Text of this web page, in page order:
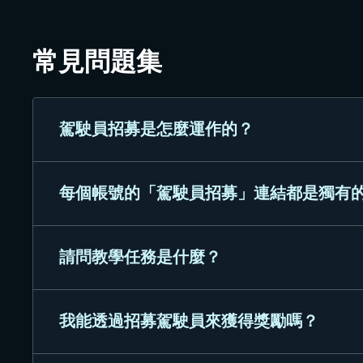
常見問題集
駕駛員招募是怎麼運作的？
駕駛員招募是一種能將新人帶到自由港和
認登入至正確的平台）並跟隨此頁面的
每個帳號的「駕駛員招募」連結都是獨有
是的，並且沒有分享次數限制。
請問教學任務是什麼？
是專門為新玩家準備的任務，教學任務能
我能透過招募駕駛員來獲得獎勵嗎？